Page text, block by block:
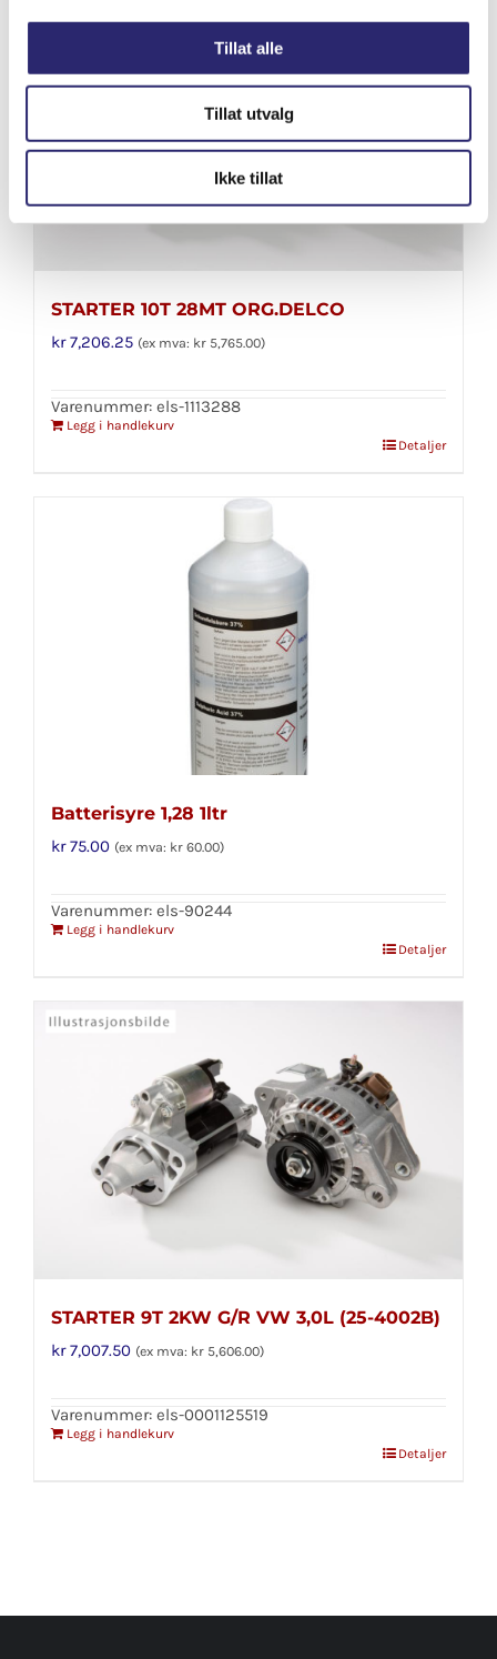
Tillat alle
Tillat utvalg
Ikke tillat
STARTER 10T 28MT ORG.DELCO
kr7,206.25 (ex mva: kr 5,765.00)
Varenummer: els-1113288
Legg i handlekurv
Detaljer
Batterisyre 1,28 1ltr
kr75.00 (ex mva: kr 60.00)
Varenummer: els-90244
Legg i handlekurv
Detaljer
STARTER 9T 2KW G/R VW 3,0L (25-4002B)
kr7,007.50 (ex mva: kr 5,606.00)
Varenummer: els-0001125519
Legg i handlekurv
Detaljer